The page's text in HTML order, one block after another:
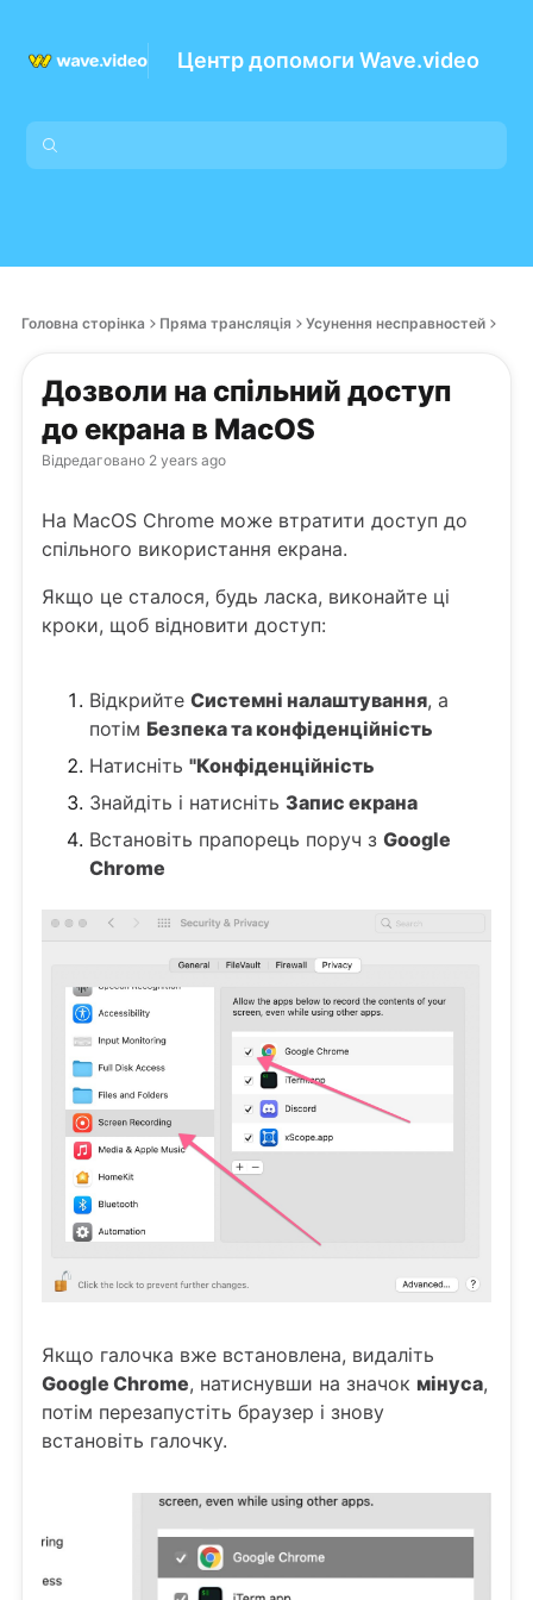
Центр допомоги Wave.video
Головна сторінка Пряма трансляція Усунення несправностей
Дозволи на спільний доступ
до екрана в MacOS
Відредаговано 2 years ago
На MacOS Chrome може втратити доступ до
спільного використання екрана.
Якщо це сталося, будь ласка, виконайте ці
кроки, щоб відновити доступ:
Відкрийте Системні налаштування, а
потім Безпека та конфіденційність
Натисніть "Конфіденційність
Знайдіть і натисніть Запис екрана
Встановіть прапорець поруч з Google
Chrome
Якщо галочка вже встановлена, видаліть
Google Chrome, натиснувши на значок мінуса,
потім перезапустіть браузер і знову
встановіть галочку.